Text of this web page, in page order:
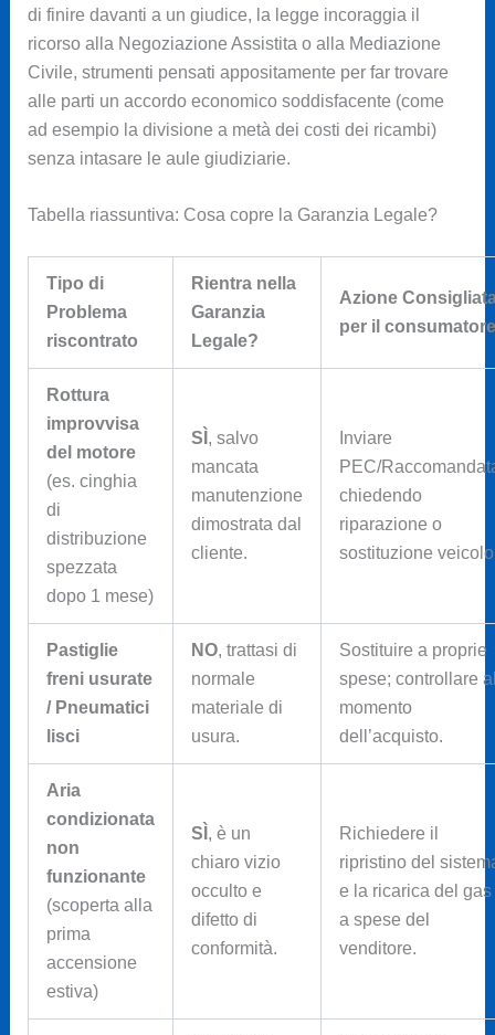
di finire davanti a un giudice, la legge incoraggia il
ricorso alla Negoziazione Assistita o alla Mediazione
Civile, strumenti pensati appositamente per far trovare
alle parti un accordo economico soddisfacente (come
ad esempio la divisione a metà dei costi dei ricambi)
senza intasare le aule giudiziarie.
Tabella riassuntiva: Cosa copre la Garanzia Legale?
Tipo di
Problema
riscontrato
Rientra nella
Garanzia
Legale?
Azione
per il consumatore
Rottura
improvvisa
del motore
(es. cinghia
di
distribuzione
spezzata
dopo 1 mese)
SÌ , salvo
mancata
manutenzione
dimostrata dal
cliente.
Inviare
PEC/
chiedendo
riparazione o
sostituzione
Pastiglie
freni usurate
/ Pneumatici
lisci
NO, trattasi di
normale
materiale di
usura.
Sostituire a proprie
spese; controllare
momento
dell’acquisto.
Aria
condizionata
non
funzionante
(scoperta alla
prima
accensione
estiva)
SÌ , è un
chiaro vizio
occulto e
difetto di
conformità.
Richiedere il
ripristino del
e la ricarica del gas
a spese del
venditore.